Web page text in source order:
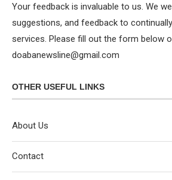
Your feedback is invaluable to us. We
suggestions, and feedback to
services. Please fill out the form below
doabanewsline@gmail.com
OTHER USEFUL LINKS
About Us
Contact